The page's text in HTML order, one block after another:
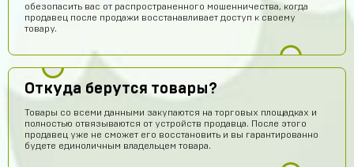
обезопасить вас от распространенного мошенничества, когда
продавец после продажи восстанавливает доступ к своему
товару.
Откуда берутся товары?
Товары со всеми данными закупаются на торговых площадках и
полностью отвязываются от устройств продавца. После этого
продавец уже не сможет его восстановить и вы гарантированно
будете единоличным владельцем товара.